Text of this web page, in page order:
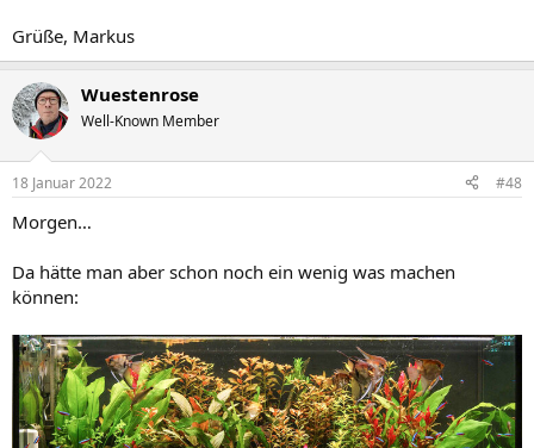
Grüße, Markus
Wuestenrose
Well-Known Member
18 Januar 2022 #48
Morgen…
Da hätte man aber schon noch ein wenig was machen
können: